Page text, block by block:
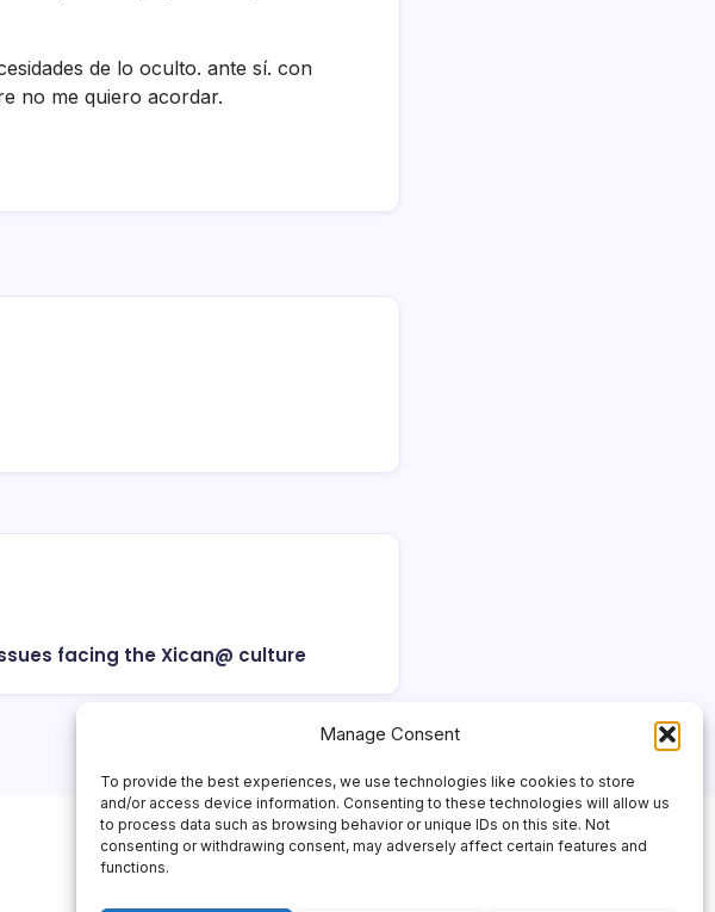
Manage Consent
To provide the best experiences, we use technologies like cookies to store
and/or access device information. Consenting to these technologies will allow us
to process data such as browsing behavior or unique IDs on this site. Not
consenting or withdrawing consent, may adversely affect certain features and
functions.
de lo oculto. ante sí­. con
no me quiero acordar.
facing the Xican@ culture